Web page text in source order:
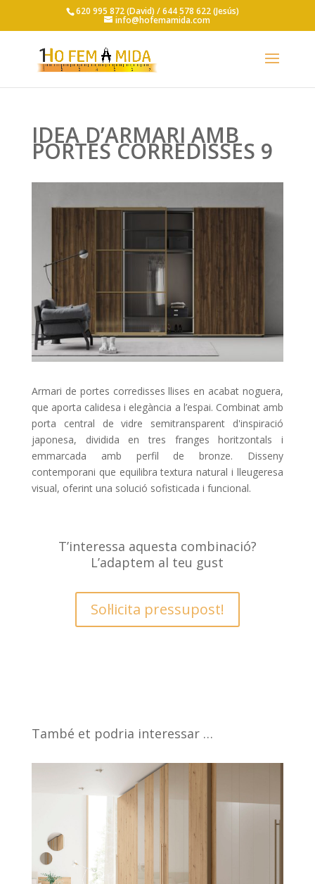
620 995 872 (David) /644 578 622 (Jesús)
info@hofemamida.com
IDEA D’ARMARI AMB
PORTES CORREDISSES 9
Armari de portes corredisses llises en acabat noguera,
que aporta calidesa i elegància a l’espai. Combinat amb
porta central de vidre semitransparent d'inspiració
japonesa, dividida en tres franges horitzontals i
emmarcada amb perfil de bronze. Disseny
contemporani que equilibra textura natural i lleugeresa
visual, oferint una solució sofisticada i funcional.
T’interessa aquesta combinació?
L’adaptem al teu gust
Sol·licita pressupost!
També et podria interessar …